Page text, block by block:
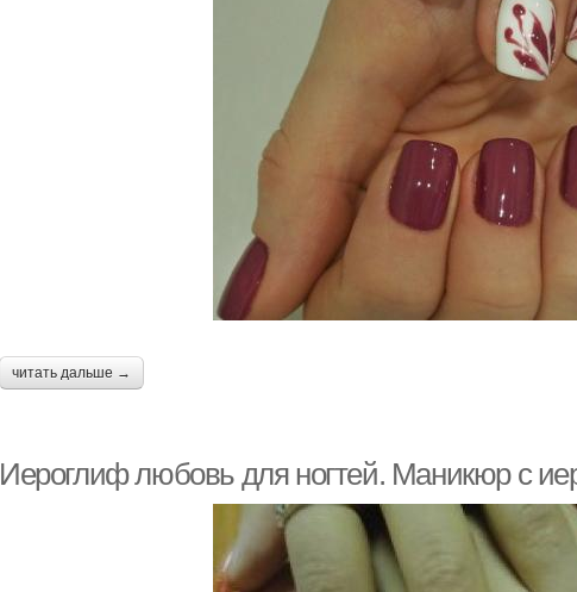
читать дальше →
Иероглиф любовь для ногтей. Маникюр с